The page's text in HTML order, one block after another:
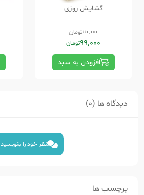
گشایش روزی
110,000تومان
99,000تومان
افزودن به سبد
دیدگاه ها (0)
نظر خود را بنویسید
برچسب ها